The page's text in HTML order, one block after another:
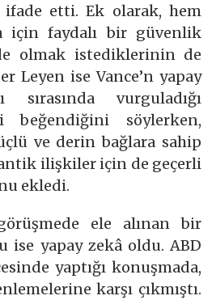
ifade etti. Ek olarak, hem
için faydalı bir güvenlik
olmak istediklerinin de
Leyen ise Vance’n yapay
sırasında vurguladığı
söylerken,
ve derin bağlara sahip
ilişkiler için de geçerli
ekledi.
ele alınan bir
ise yapay zekâ oldu. ABD
yaptığı konuşmada,
karşı çıkmıştı.